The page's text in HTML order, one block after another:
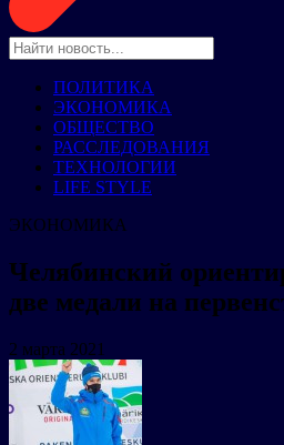
ПОЛИТИКА
ЭКОНОМИКА
ОБЩЕСТВО
РАССЛЕДОВАНИЯ
ТЕХНОЛОГИИ
LIFE STYLE
ЭКОНОМИКА
Челябинский
две медали на
2 марта 2021